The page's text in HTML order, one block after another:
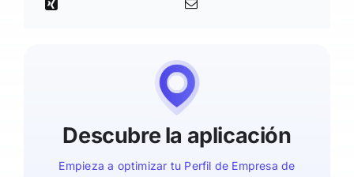
Descubre la aplicación
Empieza a optimizar tu Perfil de Empresa de